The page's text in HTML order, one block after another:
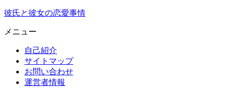
彼氏と彼女の恋愛事情
メニュー
自己紹介
サイトマップ
お問い合わせ
運営者情報